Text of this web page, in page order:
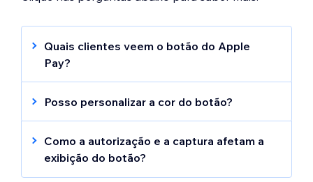
Quais clientes veem o botão do Apple
Pay?
O botão Apple Pay é exibido para os
clientes que usam o Safari no iOS 11 ou
seguintes apps mobile:Spaces by Wix,Fit
by Wixou noseu próprio app mobile nativo
Posso personalizar a cor do botão?
Você pode personalizar a cor do botão na
página de produto e na página do carrinho,
mas não na página de checkout.
Como a autorização e a captura afetam a
exibição do botão?
No momento, não é possível autorizar e